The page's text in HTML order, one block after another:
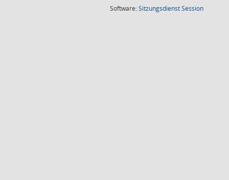
Software:SitzungsdienstSession(Wird in